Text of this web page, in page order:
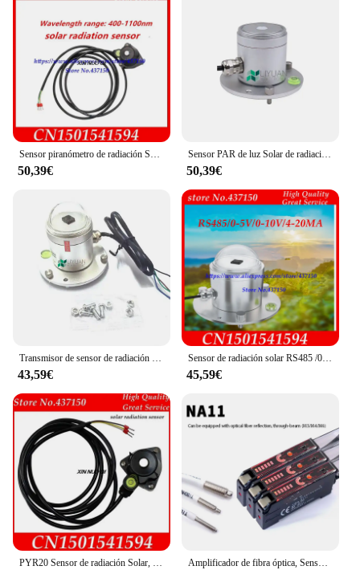
50,39€
Sensor PAR de luz Solar de radiación activa fotosintética para agricultura, medidor cuántico de luz radiante RS485, piranómetro de radiación 0-5V
50,39€
Transmisor de sensor de radiación total solar RS485, medidor de iluminación, sensor de reflexión, radiómetro, detector meteorológico, 0,3-3μm
43,59€
Sensor de radiación solar RS485 /0-5V/0-10V/4-20MA, piranómetro
45,59€
PYR20 Sensor de radiación Solar, piranómetro de 400-1100nm, modbus RS485, medidor pirata de 4-20mA y 0-2V Amplificador de fibra óptica, Sensor de fibra óptica, Sensor de optoradiación, Sensor de reflexión difusa, interruptor fotoeléctrico, E3X-NA11